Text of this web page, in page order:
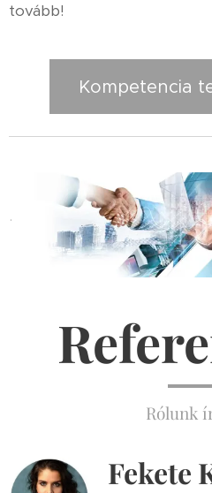
tovább!
Kompetencia
.
Rólunk
Fekete